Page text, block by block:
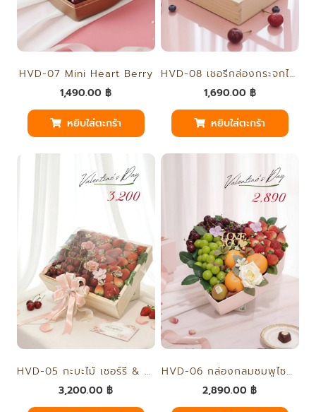
HVD-08 เชอรี่กล่องกระจกไม้ฝาปิด
1,690.00 ฿
หยิบใส่ตะกร้า
HVD-07 Mini Heart Berry
1,490.00฿
หยิบใส่ตะกร้า
็HVD-06 กล่องกลมชมพูไซส์ใหญ่
2,890.00฿
HVD-05 กะบะไม้ เชอร์รี่ & สตรอเบอร์รี่
3,200.00฿